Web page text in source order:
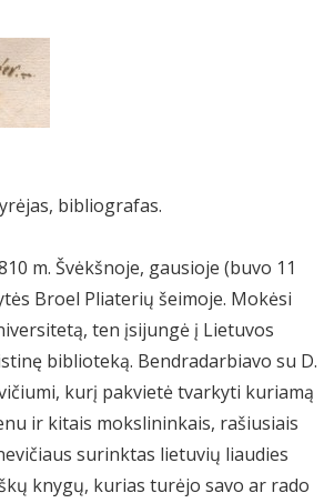
bibliografas.
m. Švėkšnoje, gausioje (buvo 11
Broel Pliaterių šeimoje. Mokėsi
ten įsijungė į Lietuvos
biblioteką. Bendradarbiavo su D.
kurį pakvietė tvarkyti kuriamą
ir kitais mokslininkais, rašiusiais
surinktas lietuvių liaudies
knygų, kurias turėjo savo ar rado